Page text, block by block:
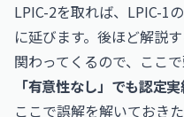
LPIC-2を取れば、LPIC-1
に延びます。後ほど解説
関わってくるので、ここ
「有意性なし」でも認定
ここで誤解を解いておき